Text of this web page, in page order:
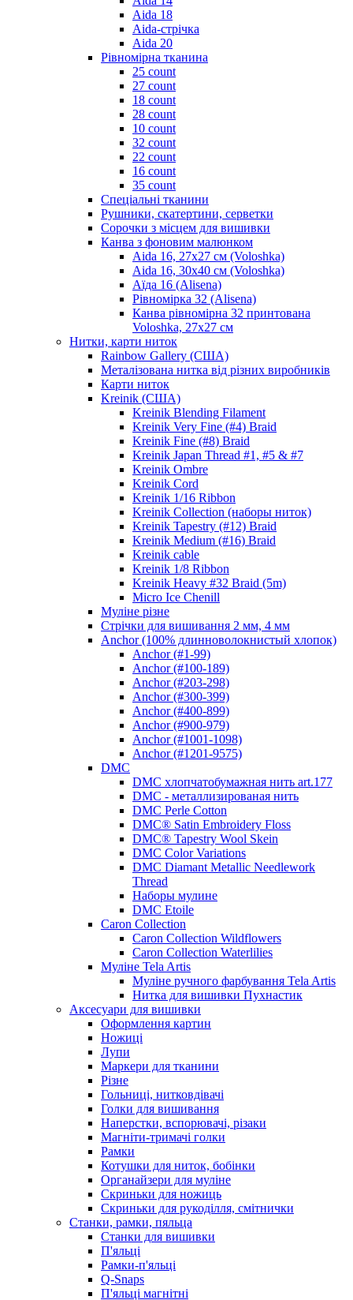
Aida 18
Aida-стрічка
Aida 20
Рівномірна тканина
25 count
27 count
18 count
28 count
10 count
32 count
22 count
16 count
35 count
Спеціальні тканини
Рушники, скатертини, серветки
Сорочки з місцем для вишивки
Канва з фоновим малюнком
Aida 16, 27х27 см (Voloshka)
Aida 16, 30х40 см (Voloshka)
Аїда 16 (Alisena)
Рівномірка 32 (Alisena)
Канва рівномірна 32 принтована
Voloshka, 27х27 см
Нитки, карти ниток
Rainbow Gallery (США)
Металізована нитка від різних виробників
Карти ниток
Kreinik (США)
Kreinik Blending Filament
Kreinik Very Fine (#4) Braid
Kreinik Fine (#8) Braid
Kreinik Japan Thread #1, #5 & #7
Kreinik Ombre
Kreinik Cord
Kreinik 1/16 Ribbon
Kreinik Collection (наборы ниток)
Kreinik Tapestry (#12) Braid
Kreinik Medium (#16) Braid
Kreinik cable
Kreinik 1/8 Ribbon
Kreinik Heavy #32 Braid (5m)
Micro Ice Chenill
Муліне різне
Стрічки для вишивання 2 мм, 4 мм
Anchor (100% длинноволокнистый хлопок)
Anchor (#1-99)
Anchor (#100-189)
Anchor (#203-298)
Anchor (#300-399)
Anchor (#400-899)
Anchor (#900-979)
Anchor (#1001-1098)
Anchor (#1201-9575)
DMC
DMC хлопчатобумажная нить art.177
DMC - металлизированая нить
DMC Perle Cotton
DMC® Satin Embroidery Floss
DMC® Tapestry Wool Skein
DMC Color Variations
DMC Diamant Metallic Needlework
Thread
Наборы мулине
DMC Etoile
Caron Collection
Caron Collection Wildflowers
Caron Collection Waterlilies
Муліне Tela Artis
Муліне ручного фарбування Tela Artis
Нитка для вишивки Пухнастик
Аксесуари для вишивки
Оформлення картин
Ножиці
Лупи
Маркери для тканини
Різне
Гольниці, нитковдівачі
Голки для вишивання
Наперстки, вспорювачі, різаки
Магніти-тримачі голки
Рамки
Котушки для ниток, бобінки
Органайзери для муліне
Скриньки для ножиць
Скриньки для рукоділля, смітнички
Станки, рамки, пяльца
Станки для вишивки
П'яльці
Рамки-п'яльці
Q-Snaps
П'яльці магнітні